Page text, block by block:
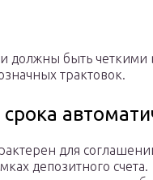
должны быть четкими
трактовок.
для
депозитного счета.